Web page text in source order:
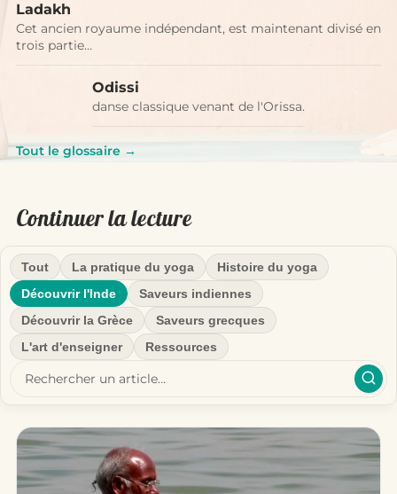
Ladakh
Cet ancien royaume indépendant, est maintenant divisé en
trois partie…
Odissi
danse classique venant de l'Orissa.
Tout le glossaire →
Continuer la lecture
Tout La pratique du yoga
Histoire du yoga
Découvrir l'Inde
Saveurs indiennes
Découvrir la Grèce
Saveurs grecques
L'art d'enseigner
Ressources